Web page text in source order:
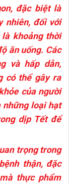
đặc biệt là
nhiên, đối với
khoảng thời
ăn uống. Các
và hấp dẫn,
có thể gây ra
của người
những loại hạt
dịp Tết để
trọng trong
thận, đặc
thực phẩm